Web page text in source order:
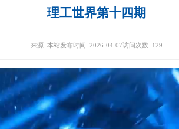
理工世界第十四期
来源: 本站发布时间: 2026-04-07访问次数: 129